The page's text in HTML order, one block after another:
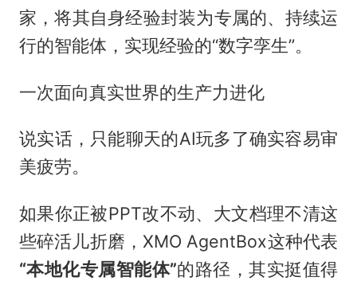
家，将其自身经验封装为专属的、持续运
行的智能体，实现经验的“数字孪生”。
一次面向真实世界的生产力进化
说实话，只能聊天的AI玩多了确实容易审
美疲劳。
如果你正被PPT改不动、大文档理不清这
些碎活儿折磨，XMO AgentBox这种代表
“本地化专属智能体”的路径，其实挺值得